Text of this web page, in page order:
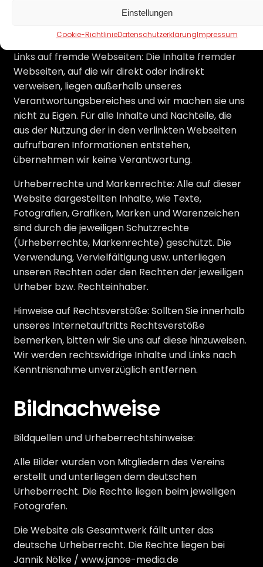
Einstellungen
Cookie-RichtlinieDatenschutzerklärungImpressum
löschen, soweit vertragliche Verpflichtungen
unberührt bleiben. Alle Angebote sind freibleibend
und unverbindlich.
Links auf fremde Webseiten: Die Inhalte fremder
Webseiten, auf die wir direkt oder indirekt
verweisen, liegen außerhalb unseres
Verantwortungsbereiches und wir machen sie uns
nicht zu Eigen. Für alle Inhalte und Nachteile, die
aus der Nutzung der in den verlinkten Webseiten
aufrufbaren Informationen entstehen,
übernehmen wir keine Verantwortung.
Urheberrechte und Markenrechte: Alle auf dieser
Website dargestellten Inhalte, wie Texte,
Fotografien, Grafiken, Marken und Warenzeichen
sind durch die jeweiligen Schutzrechte
(Urheberrechte, Markenrechte) geschützt. Die
Verwendung, Vervielfältigung usw. unterliegen
unseren Rechten oder den Rechten der jeweiligen
Urheber bzw. Rechteinhaber.
Hinweise auf Rechtsverstöße: Sollten Sie innerhalb
unseres Internetauftritts Rechtsverstöße
bemerken, bitten wir Sie uns auf diese hinzuweisen.
Wir werden rechtswidrige Inhalte und Links nach
Kenntnisnahme unverzüglich entfernen.
Bildnachweise
Bildquellen und Urheberrechtshinweise:
Alle Bilder wurden von Mitgliedern des Vereins
erstellt und unterliegen dem deutschen
Urheberrecht. Die Rechte liegen beim jeweiligen
Fotografen.
Die Website als Gesamtwerk fällt unter das
deutsche Urheberrecht. Die Rechte liegen bei
Jannik Nölke / www.janoe-media.de